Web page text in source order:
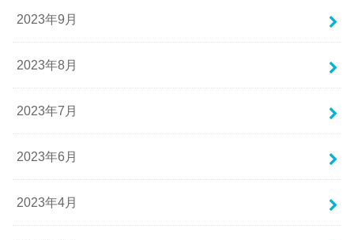
2023年9月
2023年8月
2023年7月
2023年6月
2023年4月